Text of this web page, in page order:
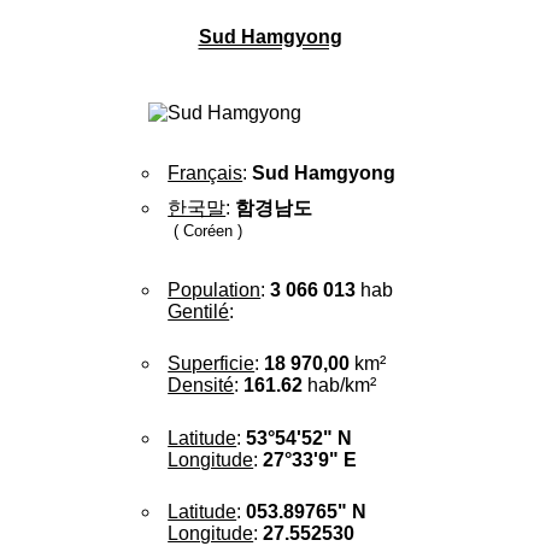
Sud Hamgyong
Français:Sud Hamgyong
한국말: 함경남도
( Coréen )
Population:3 066 013 hab
Gentilé:
Superficie: 18 970,00 km²
Densité: 161.62 hab/km²
Latitude:53°54'52" N
Longitude:27°33'9" E
Latitude:053.89765" N
Longitude:27.552530